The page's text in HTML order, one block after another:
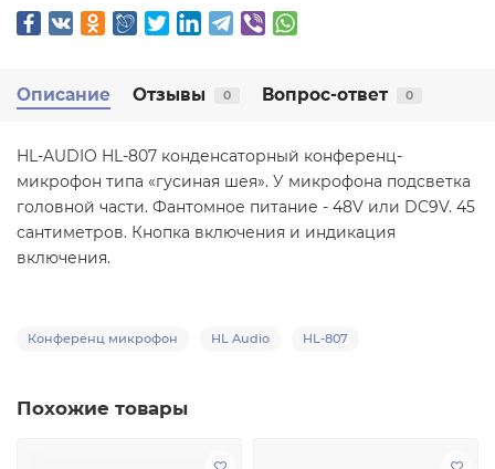
Описание Отзывы 0 Вопрос-ответ 0
HL-AUDIO HL-807 конденсаторный конференц-
микрофон типа «гусиная шея». У микрофона подсветка
головной части. Фантомное питание - 48V или DC9V. 45
сантиметров. Кнопка включения и индикация
включения.
Конференц микрофон HL Audio HL-807
Похожие товары